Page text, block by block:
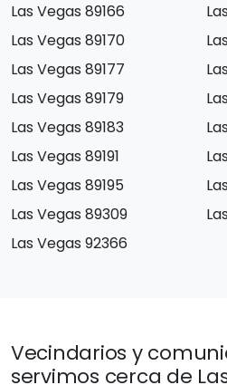
Las Vegas 89166
Las Vegas 89170
Las Vegas 89177
Las Vegas 89179
Las Vegas 89183
Las Vegas 89191
Las Vegas 89195
Las Vegas 89309
Las Vegas 92366
Vecindarios y
servimos cerca de